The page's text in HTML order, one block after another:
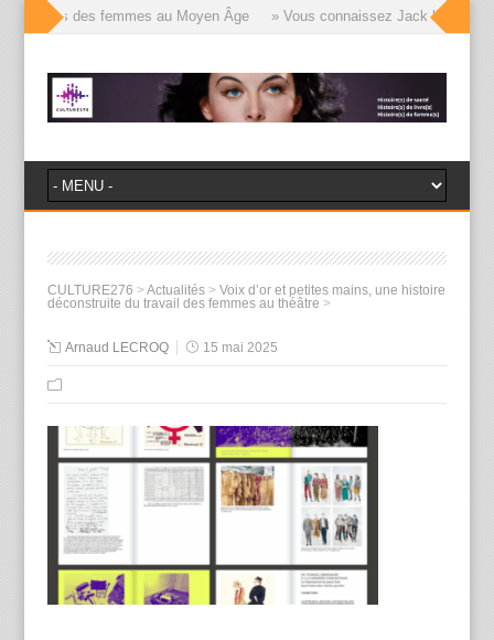
visages des femmes au Moyen Âge » Vous connaissez Jack
CULTURE276 >Actualités> Voix d’or et petites mains, une histoire
déconstruite du travail des femmes au théâtre >
Arnaud LECROQ 15 mai 2025